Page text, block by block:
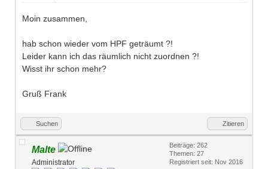
Moin zusammen,
hab schon wieder vom HPF geträumt ?!
Leider kann ich das räumlich nicht zuordnen ?!
Wisst ihr schon mehr?
Gruß Frank
Suchen Zitieren
Malte
Administrator
Beiträge: 262
Themen: 27
Registriert seit: Nov 2016